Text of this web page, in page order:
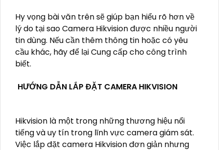
Hy vọng bài văn trên sẽ giúp bạn hiểu rõ hơn về
lý do tại sao Camera Hikvision được nhiều người
tin dùng. Nếu cần thêm thông tin hoặc có yêu
cầu khác, hãy để lại Cung cấp cho công trình
biết.
HƯỚNG DẪN LẮP ĐẶT CAMERA HIKVISION
Hikvision là một trong những thương hiệu nổi
tiếng và uy tín trong lĩnh vực camera giám sát.
Việc lắp đặt camera Hikvision đơn giản nhưng